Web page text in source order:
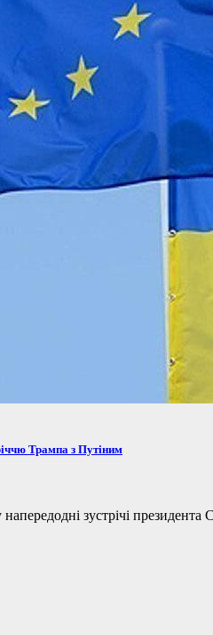
Трампа з Путіним
зустрічі